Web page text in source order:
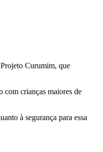
Curumim, que
com crianças maiores de
à segurança para essa